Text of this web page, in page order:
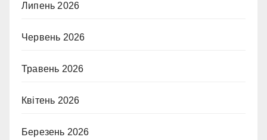
Липень 2026
Червень 2026
Травень 2026
Квітень 2026
Березень 2026